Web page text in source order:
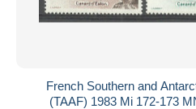
French Southern and
(TAAF) 1983 Mi 172-173